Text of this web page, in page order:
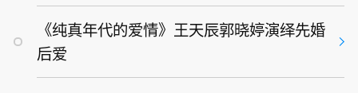
《纯真年代的爱情》王天辰郭晓婷演绎先婚
后爱